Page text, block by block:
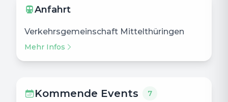
Anfahrt
Verkehrsgemeinschaft Mittelthüringen
Mehr Infos
Kommende Events 7